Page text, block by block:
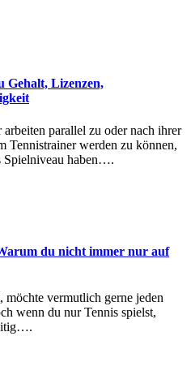
Gehalt, Lizenzen,
parallel zu oder nach ihrer
Tennistrainer werden zu können,
Spielniveau haben….
du nicht immer nur auf
möchte vermutlich gerne jeden
wenn du nur Tennis spielst,